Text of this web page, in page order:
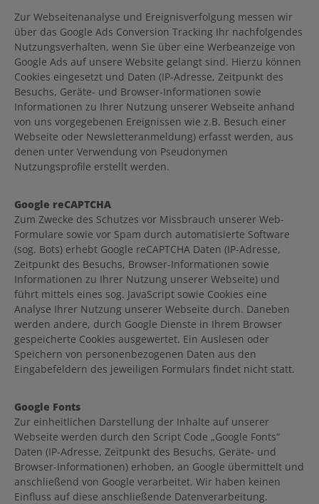
Zur Webseitenanalyse und Ereignisverfolgung messen wir
über das Google Ads Conversion Tracking Ihr nachfolgendes
Nutzungsverhalten, wenn Sie über eine Werbeanzeige von
Google Ads auf unsere Website gelangt sind. Hierzu können
Cookies eingesetzt und Daten (IP-Adresse, Zeitpunkt des
Besuchs, Geräte- und Browser-Informationen sowie
Informationen zu Ihrer Nutzung unserer Webseite anhand
von uns vorgegebenen Ereignissen wie z.B. Besuch einer
Webseite oder Newsletteranmeldung) erfasst werden, aus
denen unter Verwendung von Pseudonymen
Nutzungsprofile erstellt werden.
Google reCAPTCHA
Zum Zwecke des Schutzes vor Missbrauch unserer Web-
Formulare sowie vor Spam durch automatisierte Software
(sog. Bots) erhebt Google reCAPTCHA Daten (IP-Adresse,
Zeitpunkt des Besuchs, Browser-Informationen sowie
Informationen zu Ihrer Nutzung unserer Webseite) und
führt mittels eines sog. JavaScript sowie Cookies eine
Analyse Ihrer Nutzung unserer Webseite durch. Daneben
werden andere, durch Google Dienste in Ihrem Browser
gespeicherte Cookies ausgewertet. Ein Auslesen oder
Speichern von personenbezogenen Daten aus den
Eingabefeldern des jeweiligen Formulars findet nicht statt.
Google Fonts
Zur einheitlichen Darstellung der Inhalte auf unserer
Webseite werden durch den Script Code „Google Fonts“
Daten (IP-Adresse, Zeitpunkt des Besuchs, Geräte- und
Browser-Informationen) erhoben, an Google übermittelt und
anschließend von Google verarbeitet. Wir haben keinen
Einfluss auf diese anschließende Datenverarbeitung.